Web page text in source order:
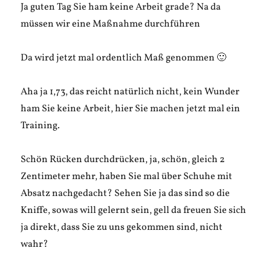
Ja guten Tag Sie ham keine Arbeit grade? Na da
müssen wir eine Maßnahme durchführen
Da wird jetzt mal ordentlich Maß genommen 🙂
Aha ja 1,73, das reicht natürlich nicht, kein Wunder
ham Sie keine Arbeit, hier Sie machen jetzt mal ein
Training.
Schön Rücken durchdrücken, ja, schön, gleich 2
Zentimeter mehr, haben Sie mal über Schuhe mit
Absatz nachgedacht? Sehen Sie ja das sind so die
Kniffe, sowas will gelernt sein, gell da freuen Sie sich
ja direkt, dass Sie zu uns gekommen sind, nicht
wahr?